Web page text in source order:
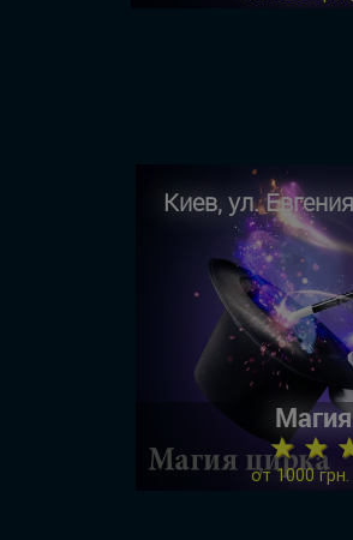
Киев, ул.
★ ★
от 1000